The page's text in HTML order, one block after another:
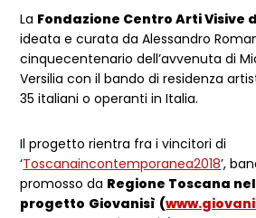
La Fondazione Centro Arti Visive
ideata e curata da Alessandro
cinquecentenario dell’avvenuta di
Versilia con il bando di residenza
35 italiani o operanti in Italia.
Il progetto rientra fra i vincitori di
‘Toscanaincontemporanea2018’,
promossoda Regione Toscana
progetto Giovanisì (